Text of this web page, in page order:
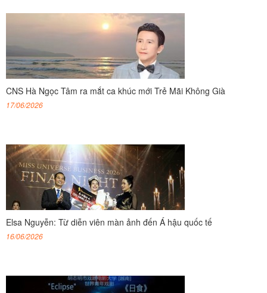
CNS Hà Ngọc Tâm ra mắt ca khúc mới Trẻ Mãi Không Già
17/06/2026
Elsa Nguyễn: Từ diễn viên màn ảnh đến Á hậu quốc tế
16/06/2026